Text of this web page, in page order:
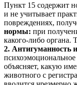
Пункт 15 содержит
и не учитывает
повреждениях,
нормы: при
какого-либо органа.
2. Антигуманность
объясняет, какую
животного с